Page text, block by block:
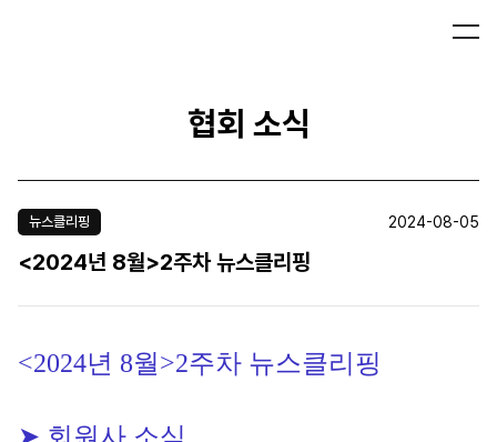
협회 소식
뉴스클리핑 2024-08-05
<2024년 8월>2주차 뉴스클리핑
<2024년 8월>2주차 뉴스클리핑